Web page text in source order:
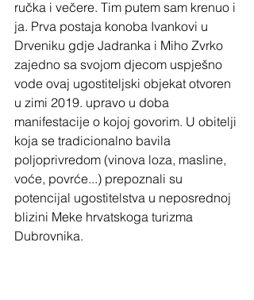
ručka i večere. Tim putem sam krenuo i
ja. Prva postaja konoba Ivankovi u
Drveniku gdje Jadranka i Miho Zvrko
zajedno sa svojom djecom uspješno
vode ovaj ugostiteljski objekat otvoren
u zimi 2019. upravo u doba
manifestacije o kojoj govorim. U obitelji
koja se tradicionalno bavila
poljoprivredom (vinova loza, masline,
voće, povrće...) prepoznali su
potencijal ugostitelstva u neposrednoj
blizini Meke hrvatskoga turizma
Dubrovnika.